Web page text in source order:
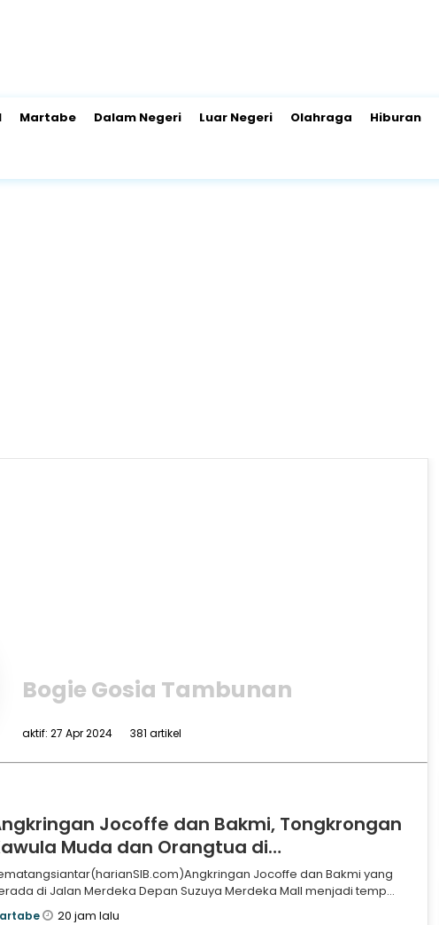
Martabe Dalam Negeri Luar Negeri Olahraga Hiburan
Bogie Gosia Tambunan
aktif: 27 Apr 2024 381 artikel
Jocoffe dan Bakmi, Tongkrongan
Muda dan Orangtua di
Jocoffe dan Bakmi yang
di Jalan Merdeka Depan Suzuya Merdeka Mall menjadi tempat
20 jam lalu